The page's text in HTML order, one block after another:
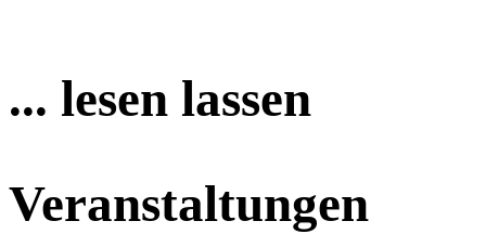
... lesen lassen
Veranstaltungen